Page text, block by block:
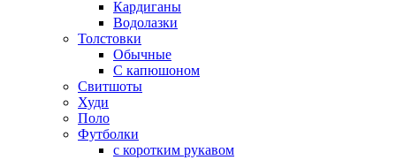
Кардиганы
Водолазки
Толстовки
Обычные
С капюшоном
Свитшоты
Худи
Поло
Футболки
с коротким рукавом